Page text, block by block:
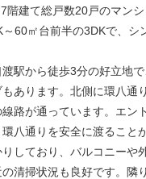
階建て総戸数20戸のマン
60㎡台前半の3DKで、シ
駅から徒歩3分の好立地
あります。北側に環八通
路が通っています。エン
八通りを安全に渡ること
しており、バルコニーや
清掃状況も良好です。隣